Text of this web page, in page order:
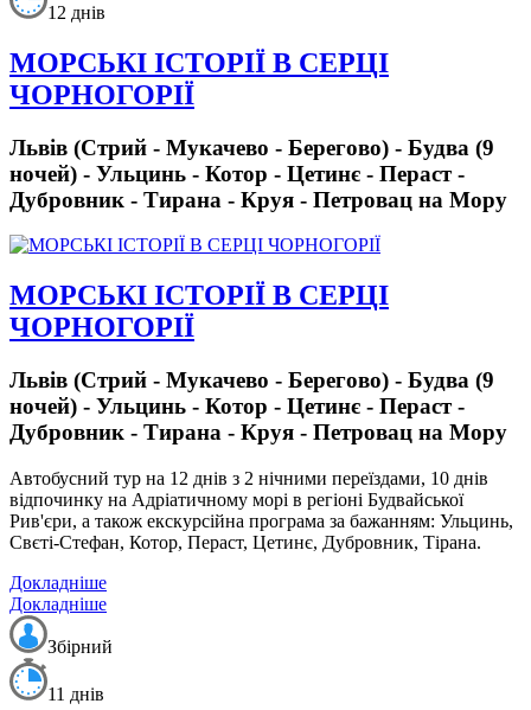
12 днів
МОРСЬКІ ІСТОРІЇ В СЕРЦІ
ЧОРНОГОРІЇ
Львів (Стрий - Мукачево - Берегово) - Будва (9
ночей) - Ульцинь - Котор - Цетинє - Пераст -
Дубровник - Тирана - Круя - Петровац на Мору
МОРСЬКІ ІСТОРІЇ В СЕРЦІ
ЧОРНОГОРІЇ
Львів (Стрий - Мукачево - Берегово) - Будва (9
ночей) - Ульцинь - Котор - Цетинє - Пераст -
Дубровник - Тирана - Круя - Петровац на Мору
Автобусний тур на 12 днів з 2 нічними переїздами, 10 днів
відпочинку на Адріатичному морі в регіоні Будвайської
Рив'єри, а також екскурсійна програма за бажанням: Ульцинь,
Свєті-Стефан, Котор, Пераст, Цетинє, Дубровник, Тірана.
Докладніше
Докладніше
Збірний
11 днів